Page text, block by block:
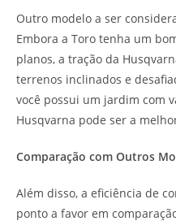
Outro modelo a ser
Embora a Toro tenha um
planos, a tração da
terrenos inclinados e
você possui um jardim com
Husqvarna pode ser a
Comparação com Outros
Além disso, a eficiência de
ponto a favor em